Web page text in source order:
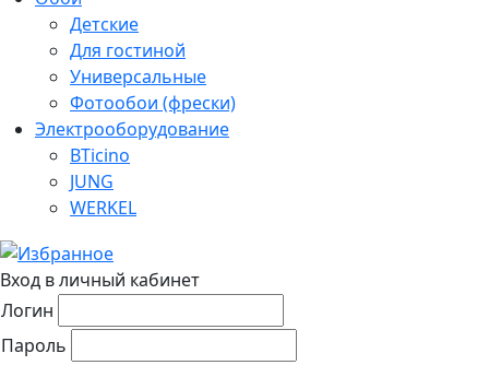
Детские
Для гостиной
Универсальные
Фотообои (фрески)
Электрооборудование
BTicino
JUNG
WERKEL
Вход в личный кабинет
Логин
Пароль